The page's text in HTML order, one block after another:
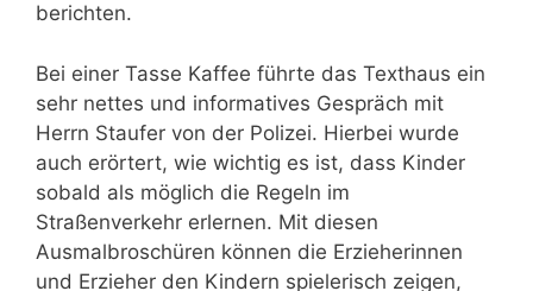
berichten.
Bei einer Tasse Kaffee führte das Texthaus ein
sehr nettes und informatives Gespräch mit
Herrn Staufer von der Polizei. Hierbei wurde
auch erörtert, wie wichtig es ist, dass Kinder
sobald als möglich die Regeln im
Straßenverkehr erlernen. Mit diesen
Ausmalbroschüren können die Erzieherinnen
und Erzieher den Kindern spielerisch zeigen,